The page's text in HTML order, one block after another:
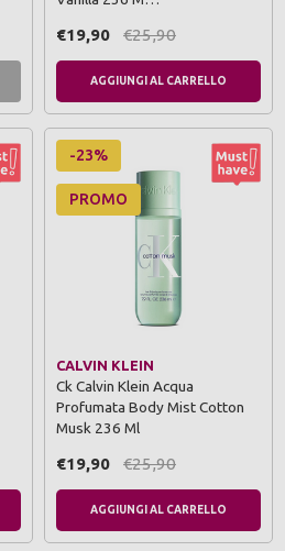
€19,90 €25,90
AGGIUNGI AL CARRELLO
-23%
PROMO
CALVIN KLEIN
Ck Calvin Klein Acqua
Profumata Body Mist Cotton
Musk 236 Ml
€19,90 €25,90
AGGIUNGI AL CARRELLO